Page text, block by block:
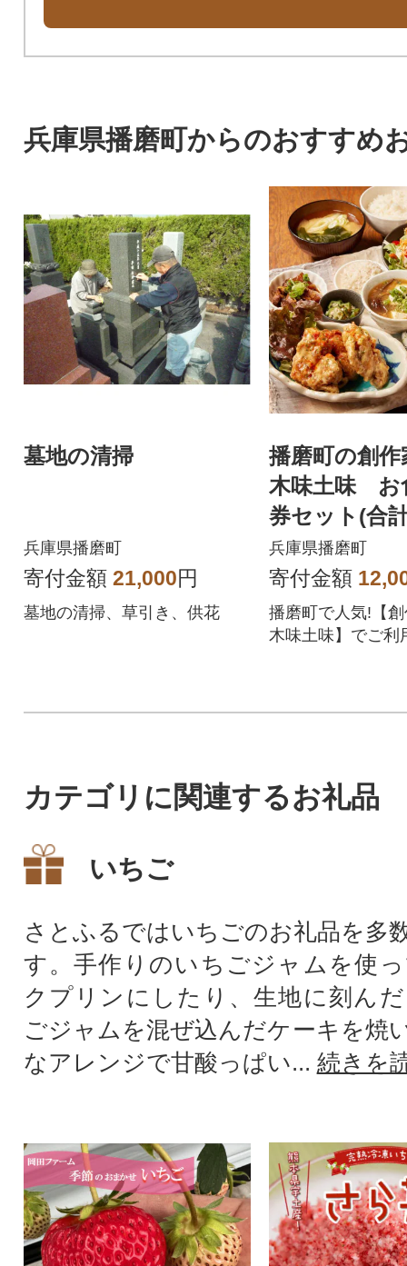
兵庫県播磨町からのおすすめ
墓地の清掃
兵庫県播磨町
寄付金額 21,000円
墓地の清掃、草引き、供花
播磨町の創作
木味土味 お
券セット(合
分)
兵庫県播磨町
寄付金額
播磨町で人気!【
木味土味】でご利
カテゴリに関連するお礼品
いちご
さとふるではいちごのお礼品を多
す。手作りのいちごジャムを使
クプリンにしたり、生地に刻ん
ごジャムを混ぜ込んだケーキを焼
なアレンジで甘酸っぱい... 続きを